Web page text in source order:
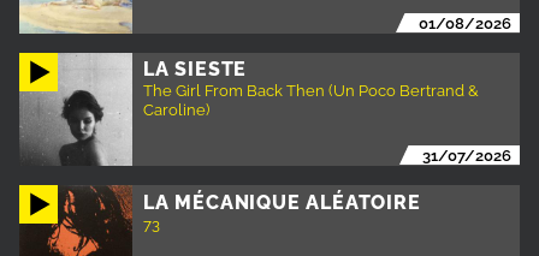
01/08/2026
LA SIESTE
The Girl From Back Then (Un Poco Bertrand &
Caroline)
31/07/2026
LA MÉCANIQUE ALÉATOIRE
73